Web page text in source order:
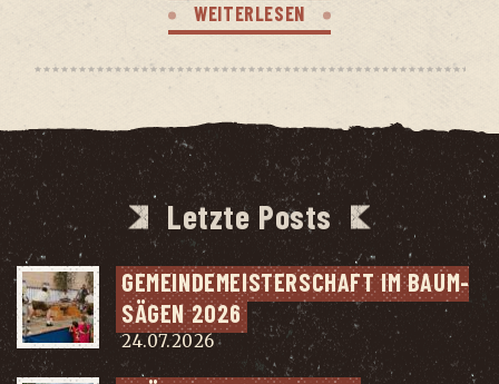
WEITERLESEN
Letzte Posts
GEMEIN­DE­MEIS­TER­SCHAFT IM BAUM­
SÄ­GEN 2026
24.07.2026